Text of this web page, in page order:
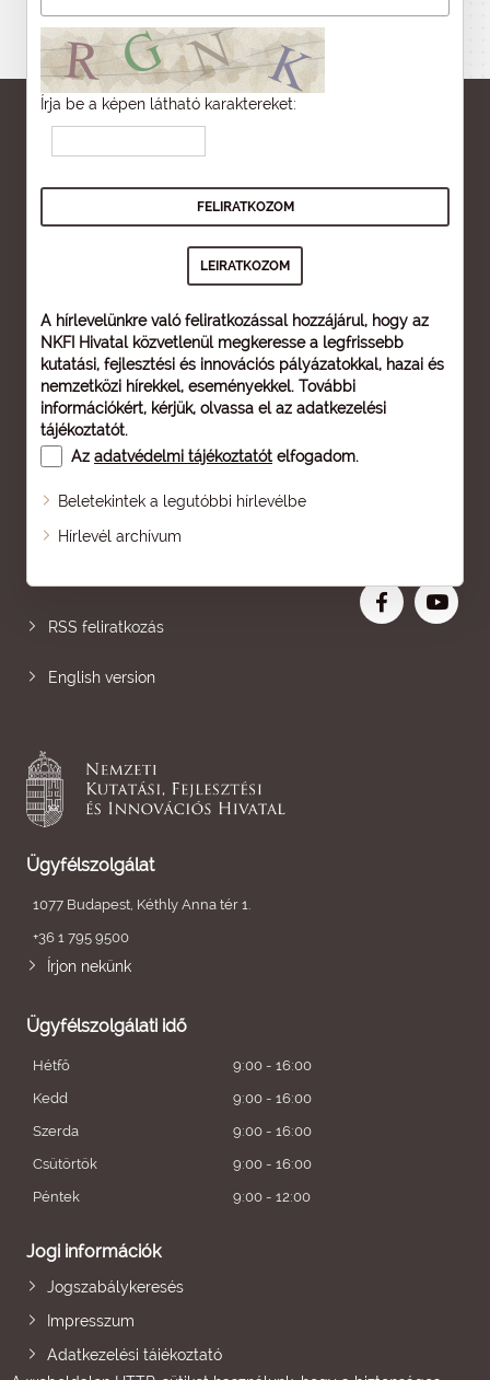
Írja be a képen látható karaktereket:
A hírlevelünkre való feliratkozással hozzájárul, hogy az
NKFI Hivatal közvetlenül megkeresse a legfrissebb
kutatási, fejlesztési és innovációs pályázatokkal, hazai és
nemzetközi hírekkel, eseményekkel. További
információkért, kérjük, olvassa el az adatkezelési
tájékoztatót.
Az adatvédelmi tájékoztatót elfogadom.
Beletekintek a legutóbbi hírlevélbe
Hírlevél archívum
Oldaltérkép
RSS feliratkozás
English version
Ügyfélszolgálat
1077 Budapest, Kéthly Anna tér 1.
+36 1 795 9500
Írjon nekünk
Ügyfélszolgálati idő
Hétfő
9:00 - 16:00
Kedd
9:00 - 16:00
Szerda
9:00 - 16:00
Csütörtök
9:00 - 16:00
Péntek
9:00 - 12:00
Jogi információk
Jogszabálykeresés
Impresszum
Adatkezelési tájékoztató